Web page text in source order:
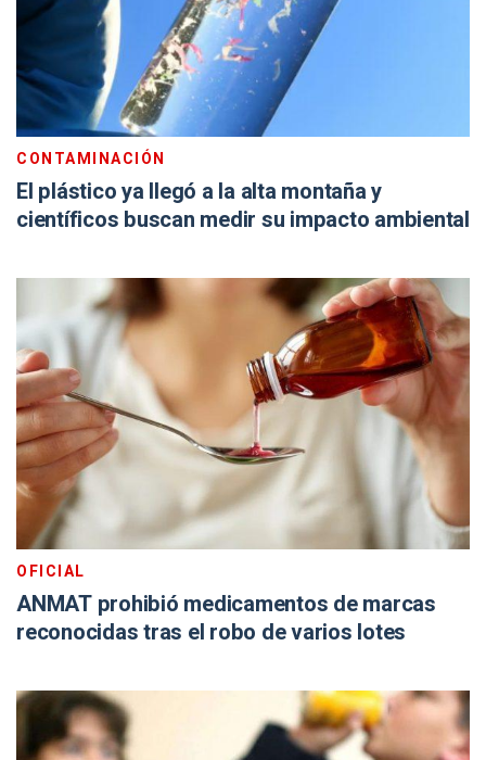
CONTAMINACIÓN
El plástico ya llegó a la alta montaña y
científicos buscan medir su impacto ambiental
OFICIAL
ANMAT prohibió medicamentos de marcas
reconocidas tras el robo de varios lotes